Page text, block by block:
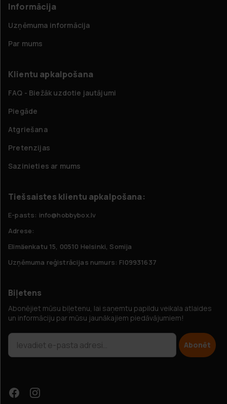
Informācija
Uzņēmuma informācija
Par mums
Klientu apkalpošana
FAQ - Biežāk uzdotie jautājumi
Piegāde
Atgriešana
Pretenzijas
Sazinieties ar mums
Tiešsaistes klientu apkalpošana:
E-pasts: info@hobbybox.lv
Adrese:
Elimäenkatu 15, 00510 Helsinki, Somija
Uzņēmuma reģistrācijas numurs: FI09931637
Biļetens
Abonējiet mūsu biļetenu, lai saņemtu papildu veikala atlaides
un informāciju par mūsu jaunākajiem piedāvājumiem!
Abonēt